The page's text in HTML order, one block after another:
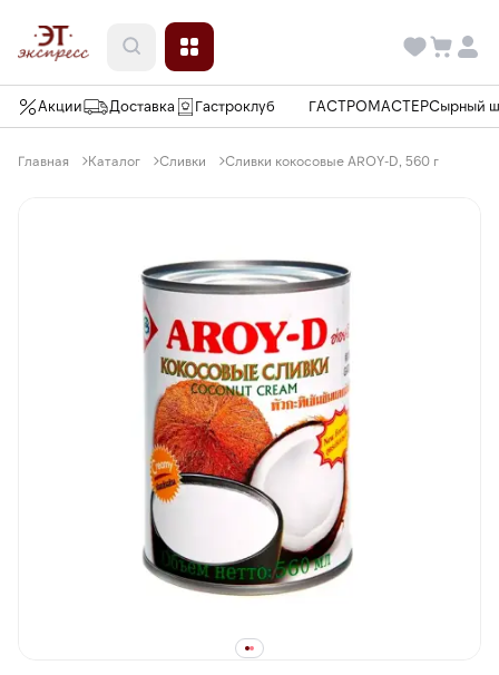
Акции Доставка Гастроклуб ГАСТРОМАСТЕРСырный
Главная Каталог Сливки Сливки кокосовые AROY-D, 560 г